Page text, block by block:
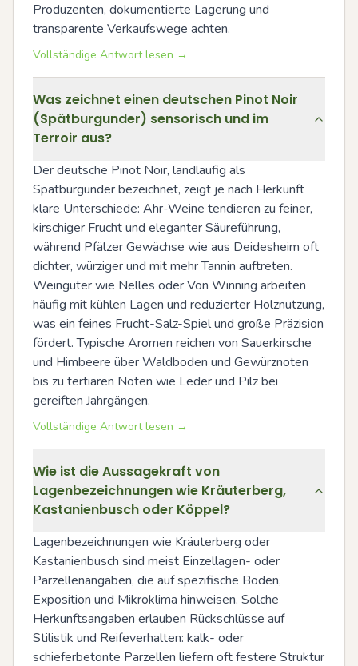
Produzenten, dokumentierte Lagerung und
transparente Verkaufswege achten.
Vollständige Antwort lesen →
Was zeichnet einen deutschen Pinot Noir
(Spätburgunder) sensorisch und im
Terroir aus?
Der deutsche Pinot Noir, landläufig als
Spätburgunder bezeichnet, zeigt je nach Herkunft
klare Unterschiede: Ahr-Weine tendieren zu feiner,
kirschiger Frucht und eleganter Säureführung,
während Pfälzer Gewächse wie aus Deidesheim oft
dichter, würziger und mit mehr Tannin auftreten.
Weingüter wie Nelles oder Von Winning arbeiten
häufig mit kühlen Lagen und reduzierter Holznutzung,
was ein feines Frucht-Salz-Spiel und große Präzision
fördert. Typische Aromen reichen von Sauerkirsche
und Himbeere über Waldboden und Gewürznoten
bis zu tertiären Noten wie Leder und Pilz bei
gereiften Jahrgängen.
Vollständige Antwort lesen →
Wie ist die Aussagekraft von
Lagenbezeichnungen wie Kräuterberg,
Kastanienbusch oder Köppel?
Lagenbezeichnungen wie Kräuterberg oder
Kastanienbusch sind meist Einzellagen- oder
Parzellenangaben, die auf spezifische Böden,
Exposition und Mikroklima hinweisen. Solche
Herkunftsangaben erlauben Rückschlüsse auf
Stilistik und Reifeverhalten: kalk- oder
schieferbetonte Parzellen liefern oft festere Struktur